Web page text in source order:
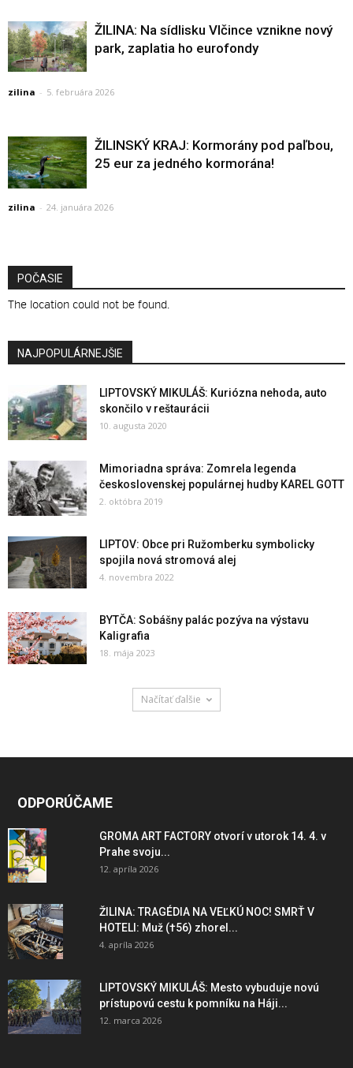
ŽILINA: Na sídlisku Vlčince vznikne nový
park, zaplatia ho eurofondy
zilina - 5. februára 2026
ŽILINSKÝ KRAJ: Kormorány pod paľbou,
25 eur za jedného kormorána!
zilina - 24. januára 2026
POČASIE
The location could not be found.
NAJPOPULÁRNEJŠIE
LIPTOVSKÝ MIKULÁŠ: Kuriózna nehoda, auto
skončilo v reštaurácii
10. augusta 2020
Mimoriadna správa: Zomrela legenda
československej populárnej hudby KAREL GOTT
2. októbra 2019
LIPTOV: Obce pri Ružomberku symbolicky
spojila nová stromová alej
4. novembra 2022
BYTČA: Sobášny palác pozýva na výstavu
Kaligrafia
18. mája 2023
Načítať ďalšie
ODPORÚČAME
GROMA ART FACTORY otvorí v utorok 14. 4. v
Prahe svoju...
12. apríla 2026
ŽILINA: TRAGÉDIA NA VEĽKÚ NOC! SMRŤ V
HOTELI: Muž (†56) zhorel...
4. apríla 2026
LIPTOVSKÝ MIKULÁŠ: Mesto vybuduje novú
prístupovú cestu k pomníku na Háji...
12. marca 2026